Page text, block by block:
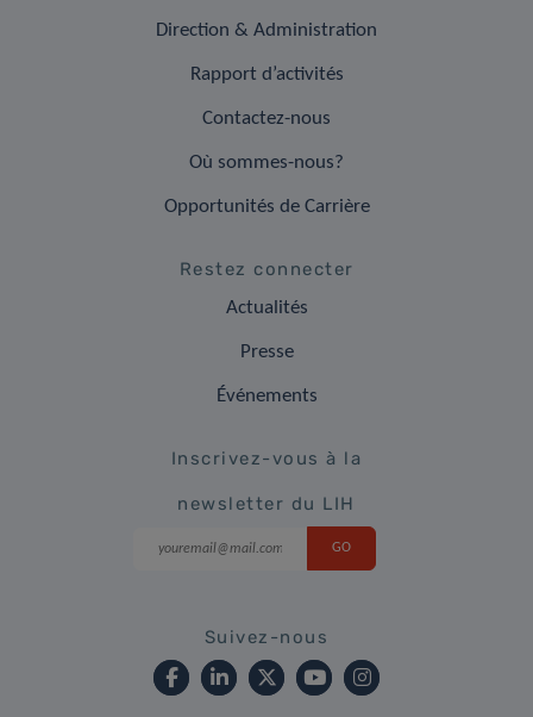
Direction & Administration
Rapport d’activités
Contactez-nous
Où sommes-nous?
Opportunités de Carrière
Restez connecter
Actualités
Presse
Événements
Inscrivez-vous à la
newsletter du LIH
Suivez-nous